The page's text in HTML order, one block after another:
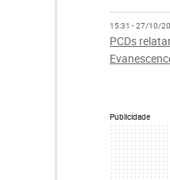
15:31 - 27/10/
PCDs
Publicidade